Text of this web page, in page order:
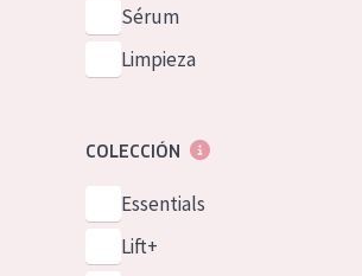
Sérum
Limpieza
COLECCIÓN
Essentials
Lift+